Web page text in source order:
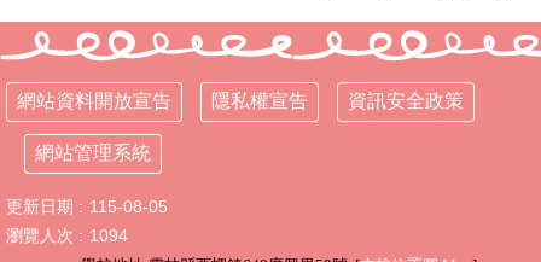
務
E
化
學
校
相
關
網
網站資料開放宣告 隱私權宣告 資訊安全政策
網站管理系統
更新日期
115-08-05
瀏覽人次
1094